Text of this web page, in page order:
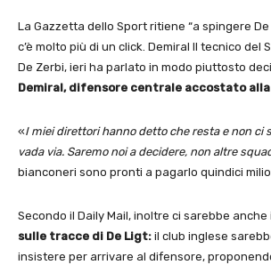
La Gazzetta dello Sport ritiene “a spingere
c’è molto più di un click. Demiral Il tecnico del
De Zerbi, ieri ha parlato in modo piuttosto
Demiral, difensore centrale accostato alla
«I miei direttori hanno detto che resta e non ci
vada via. Saremo noi a decidere, non altre
bianconeri sono pronti a pagarlo quindici
Secondo il Daily Mail, inoltre ci sarebbe anche
sulle tracce di De Ligt: il club inglese
insistere per arrivare al difensore,